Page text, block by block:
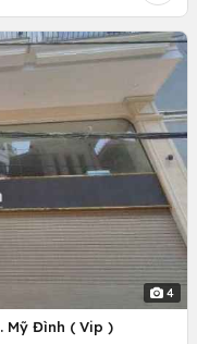
4
Mỹ Đình ( Vip )